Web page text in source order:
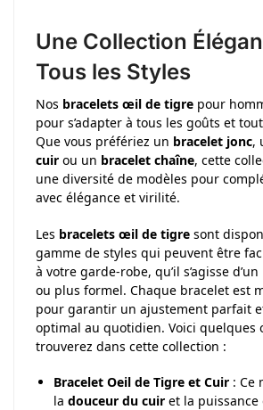
Une Collection
Tous les Styles
Nos bracelets œil de tigre pour
pour s’adapter à tous les goûts et
Que vous préfériez un bracelet jonc,
cuir ou un bracelet chaîne, cette
une diversité de modèles pour
avec élégance et virilité.
Les bracelets œil de tigre sont
gamme de styles qui peuvent être
à votre garde-robe, qu’il s’agisse
ou plus formel. Chaque bracelet est
pour garantir un ajustement parfait
optimal au quotidien. Voici quelques
trouverez dans cette collection :
Bracelet Oeil de Tigre et Cuir : Ce
la douceur du cuir et la puissance